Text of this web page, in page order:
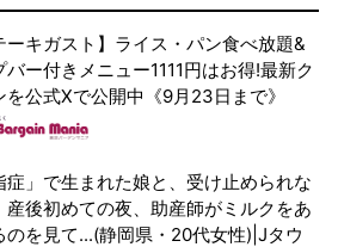
ーキガスト】ライス・パン食べ放題&
バー付きメニュー1111円はお得!最新ク
を公式Xで公開中《9月23日まで》
症」で生まれた娘と、受け止められな
産後初めての夜、助産師がミルクをあ
のを見て...(静岡県・20代女性)|Jタウ